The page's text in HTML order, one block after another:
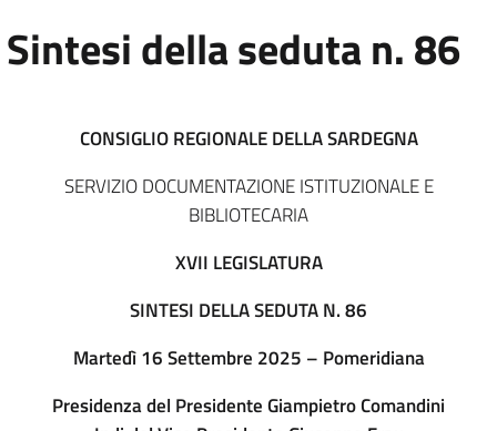
Sintesi della seduta n. 86
CONSIGLIO REGIONALE DELLA SARDEGNA
SERVIZIO DOCUMENTAZIONE ISTITUZIONALE E
BIBLIOTECARIA
XVII LEGISLATURA
SINTESI DELLA SEDUTA N. 86
Martedì 16 Settembre 2025 – Pomeridiana
Presidenza del Presidente Giampietro Comandini